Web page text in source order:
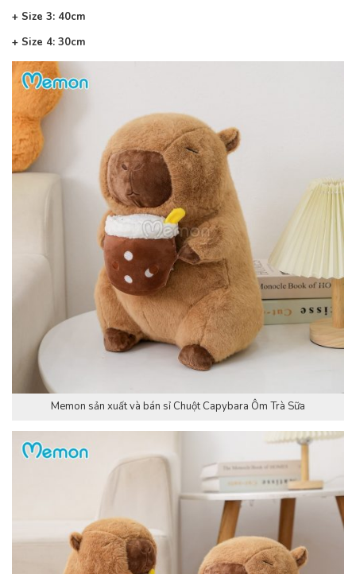
+ Size 3: 40cm
+ Size 4: 30cm
Memon sản xuất và bán sỉ Chuột Capybara Ôm Trà Sữa